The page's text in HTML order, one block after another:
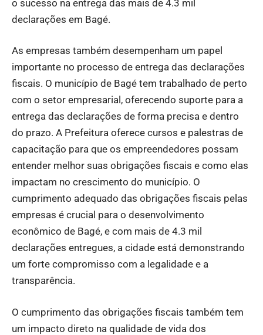
o sucesso na entrega das mais de 4.3 mil
declarações em Bagé.
As empresas também desempenham um papel
importante no processo de entrega das declarações
fiscais. O município de Bagé tem trabalhado de perto
com o setor empresarial, oferecendo suporte para a
entrega das declarações de forma precisa e dentro
do prazo. A Prefeitura oferece cursos e palestras de
capacitação para que os empreendedores possam
entender melhor suas obrigações fiscais e como elas
impactam no crescimento do município. O
cumprimento adequado das obrigações fiscais pelas
empresas é crucial para o desenvolvimento
econômico de Bagé, e com mais de 4.3 mil
declarações entregues, a cidade está demonstrando
um forte compromisso com a legalidade e a
transparência.
O cumprimento das obrigações fiscais também tem
um impacto direto na qualidade de vida dos